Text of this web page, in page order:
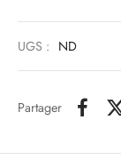
UGS : ND
Partager